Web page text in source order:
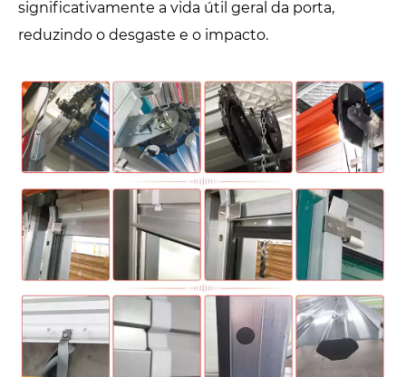
significativamente a vida útil geral da porta,
reduzindo o desgaste e o impacto.